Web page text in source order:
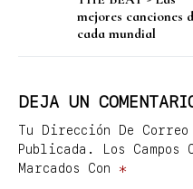
mejores canciones
cada mundial
DEJA UN
Tu Dirección De
Publicada.
Los
Marcados Con *